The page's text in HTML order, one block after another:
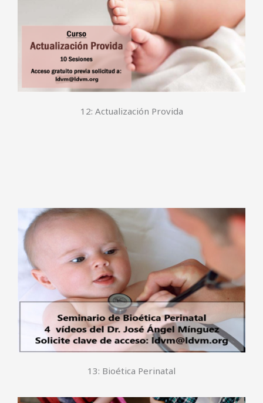
12: Actualización Provida
13: Bioética Perinatal